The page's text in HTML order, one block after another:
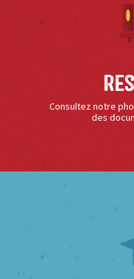
Consultez notre
des